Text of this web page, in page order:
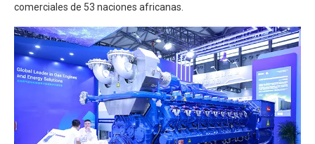
comerciales de 53 naciones africanas.